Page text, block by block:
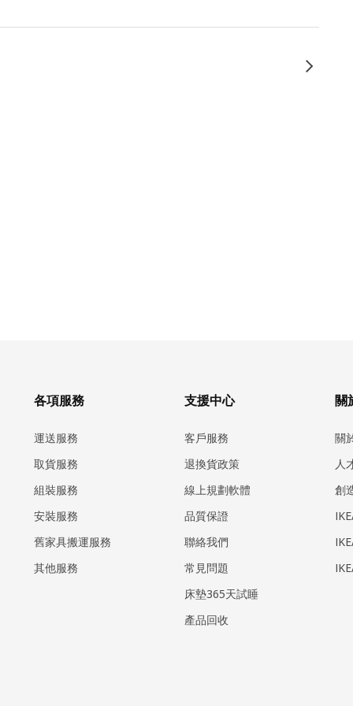
各項服務
運送服務
取貨服務
組裝服務
安裝服務
​舊家具搬運服務
其他服務
支援中心
客戶服務
退換貨政策
線上規劃軟體
品質保證
聯絡我們
常見問題
床墊365天試睡
產品回收
關
關
人
創